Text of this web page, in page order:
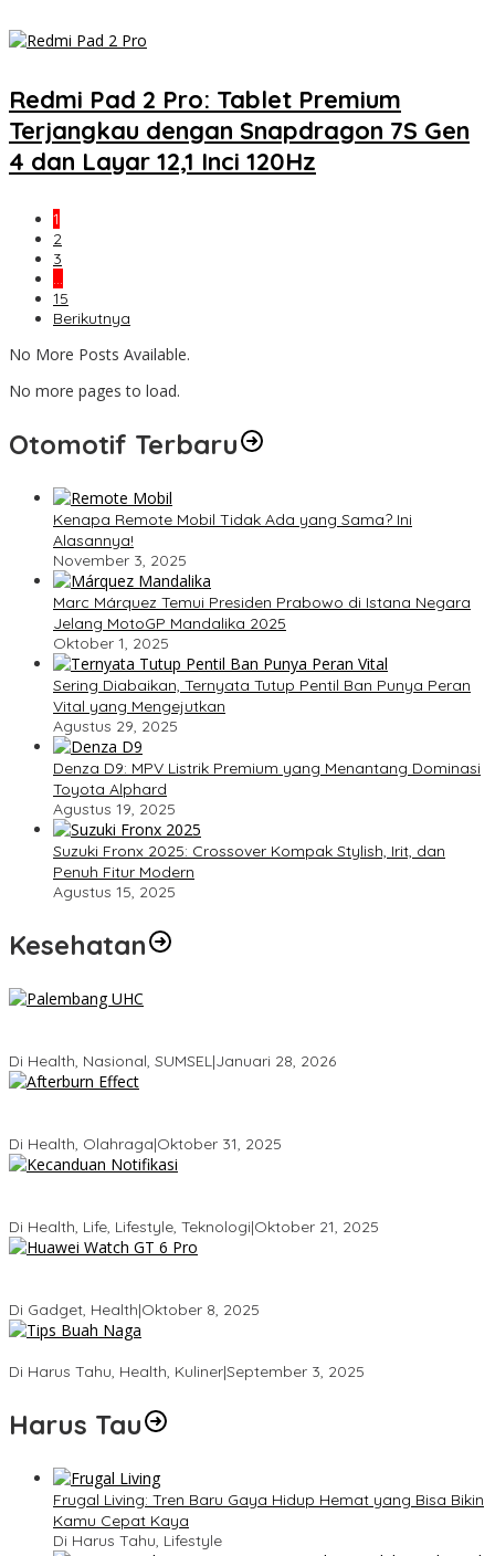
Redmi Pad 2 Pro: Tablet Premium
Terjangkau dengan Snapdragon 7S Gen
4 dan Layar 12,1 Inci 120Hz
1
2
3
…
15
Berikutnya
No More Posts Available.
No more pages to load.
Otomotif Terbaru
Kenapa Remote Mobil Tidak Ada yang Sama? Ini
Alasannya!
November 3, 2025
Marc Márquez Temui Presiden Prabowo di Istana Negara
Jelang MotoGP Mandalika 2025
Oktober 1, 2025
Sering Diabaikan, Ternyata Tutup Pentil Ban Punya Peran
Vital yang Mengejutkan
Agustus 29, 2025
Denza D9: MPV Listrik Premium yang Menantang Dominasi
Toyota Alphard
Agustus 19, 2025
Suzuki Fronx 2025: Crossover Kompak Stylish, Irit, dan
Penuh Fitur Modern
Agustus 15, 2025
Kesehatan
Di Health, Nasional, SUMSEL|Januari 28, 2026
Di Health, Olahraga|Oktober 31, 2025
Di Health, Life, Lifestyle, Teknologi|Oktober 21, 2025
Di Gadget, Health|Oktober 8, 2025
Di Harus Tahu, Health, Kuliner|September 3, 2025
Harus Tau
Frugal Living: Tren Baru Gaya Hidup Hemat yang Bisa Bikin
Kamu Cepat Kaya
Di Harus Tahu, Lifestyle